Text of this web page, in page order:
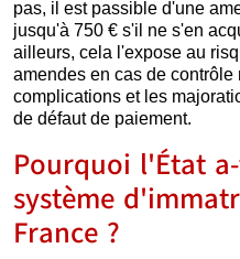
pas, il est passible d'une
jusqu'à 750 € s'il ne s'en
ailleurs, cela l'expose au
amendes en cas de
complications et les
de défaut de paiement.
Pourquoi l'État
système
France ?